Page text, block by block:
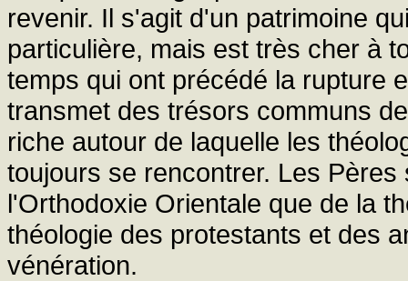
revenir. Il s'agit d'un patrimoine
particulière, mais est très cher à
temps qui ont précédé la rupture
transmet des trésors communs
riche autour de laquelle les
toujours se rencontrer. Les
l'Orthodoxie Orientale que de la
théologie des protestants et des
vénération.